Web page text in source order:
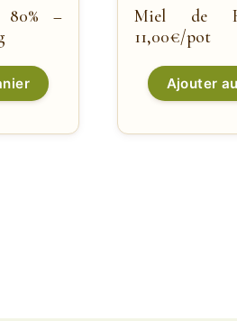
80% –
Miel de
11,00€/pot
Ajouter